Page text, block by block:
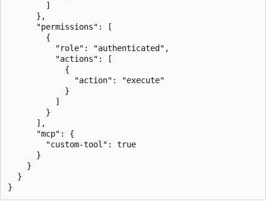
        ]
      },
      "permissions": [
        {
          "role": "authenticated",
          "actions": [
            {
              "action": "execute"
            }
          ]
        }
      ],
      "mcp": {
        "custom-tool": true
      }
    }
  }